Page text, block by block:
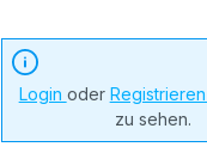
Login oder Registrieren
zu sehen.